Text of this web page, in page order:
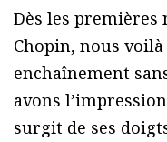
Dès les premières
Chopin, nous
enchaînement
avons
surgit de ses